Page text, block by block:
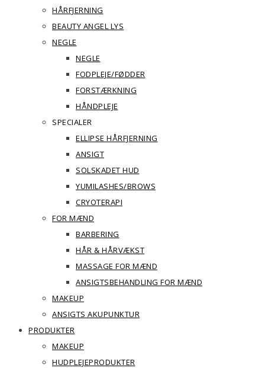
HÅRFJERNING
BEAUTY ANGEL LYS
NEGLE
NEGLE
FODPLEJE/FØDDER
FORSTÆRKNING
HÅNDPLEJE
SPECIALER
ELLIPSE HÅRFJERNING
ANSIGT
SOLSKADET HUD
YUMILASHES/BROWS
CRYOTERAPI
FOR MÆND
BARBERING
HÅR & HÅRVÆKST
MASSAGE FOR MÆND
ANSIGTSBEHANDLING FOR MÆND
MAKEUP
ANSIGTS AKUPUNKTUR
PRODUKTER
MAKEUP
HUDPLEJEPRODUKTER